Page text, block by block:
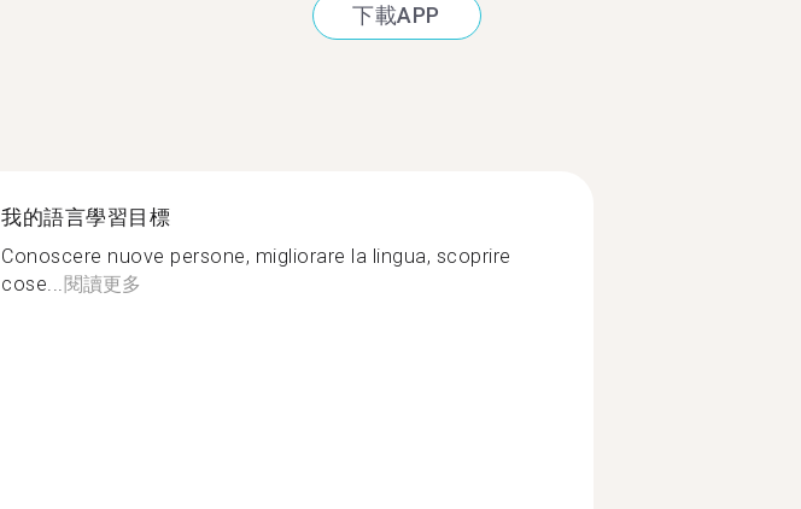
下載APP
我的語言學習目標
Conoscere nuove persone, migliorare la lingua, scoprire
cose... 閱讀更多